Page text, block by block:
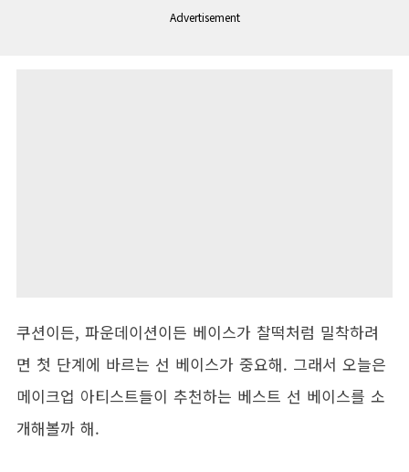
Advertisement
쿠션이든, 파운데이션이든 베이스가 찰떡처럼 밀착하려
면 첫 단계에 바르는 선 베이스가 중요해. 그래서 오늘은
메이크업 아티스트들이 추천하는 베스트 선 베이스를 소
개해볼까 해.